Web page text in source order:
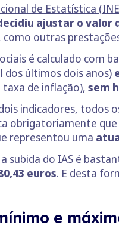
de Estatística
ajustar o valor
outras
é calculado com
dos últimos dois anos)
de inflação), sem
indicadores, todos
obrigatoriamente que
representou uma
subida do IAS é
euros. E desta
e